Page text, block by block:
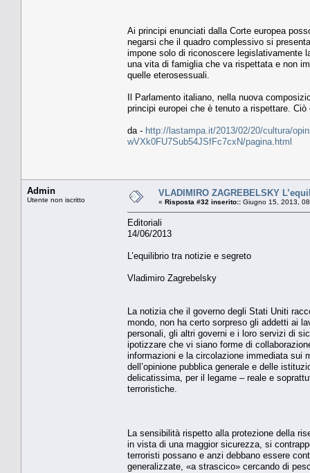
Ai principi enunciati dalla Corte europea
negarsi che il quadro complessivo si
impone solo di riconoscere legislativamente
una vita di famiglia che va rispettata e non
quelle eterosessuali.
Il Parlamento italiano, nella nuova
principi europei che è tenuto a rispettare.
da - http://lastampa.it/2013/02/20/cultura/
wVXk0FU7Sub54JSfFc7cxN/pagina.html
Admin
Utente non iscritto
VLADIMIRO ZAGREBELSKY
« Risposta #32 inserito:: Giugno 15, 2013,
Editoriali
14/06/2013
L’equilibrio tra notizie e segreto
Vladimiro Zagrebelsky
La notizia che il governo degli Stati Uniti
mondo, non ha certo sorpreso gli addetti ai
personali, gli altri governi e i loro servizi di
ipotizzare che vi siano forme di
informazioni e la circolazione immediata sui
dell’opinione pubblica generale e delle
delicatissima, per il legame – reale e
terroristiche.
La sensibilità rispetto alla protezione della
in vista di una maggior sicurezza, si
terroristi possano e anzi debbano essere
generalizzate, «a strascico» cercando di